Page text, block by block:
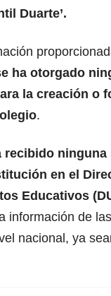
Duarte’.
ha otorgado
la creación o
.
recibido
en el
Educativos
información de
nacional, ya